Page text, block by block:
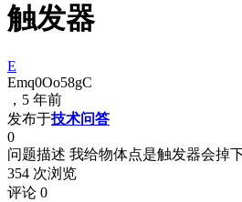
触发器
E
Emq0Oo58gC
，5 年前
发布于技术问答
0
问题描述 我给物体点是触发器会掉
354 次浏览
评论 0